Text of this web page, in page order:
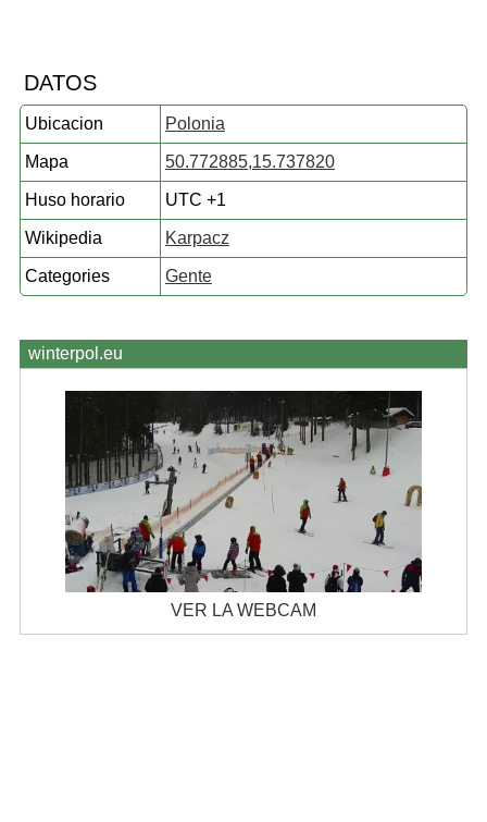
DATOS
Ubicacion Polonia
Mapa 50.772885,15.737820
Huso horario UTC +1
Wikipedia Karpacz
Categories Gente
winterpol.eu
VER LA WEBCAM